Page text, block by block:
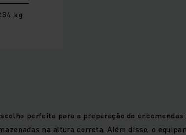
kg
perfeita para a preparação de
na altura correta. Além disso, o